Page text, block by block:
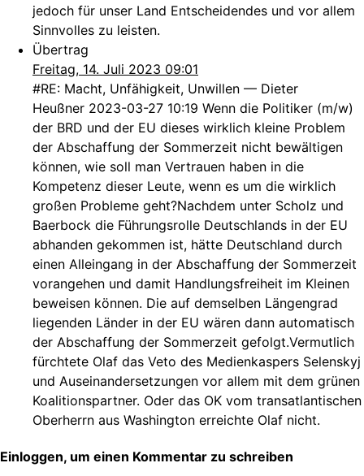
jedoch für unser Land Entscheidendes und vor allem
Sinnvolles zu leisten.
Übertrag
Freitag, 14. Juli 2023 09:01
#RE: Macht, Unfähigkeit, Unwillen — Dieter
Heußner 2023-03-27 10:19 Wenn die Politiker (m/w)
der BRD und der EU dieses wirklich kleine Problem
der Abschaffung der Sommerzeit nicht bewältigen
können, wie soll man Vertrauen haben in die
Kompetenz dieser Leute, wenn es um die wirklich
großen Probleme geht?Nachdem unter Scholz und
Baerbock die Führungsrolle Deutschlands in der EU
abhanden gekommen ist, hätte Deutschland durch
einen Alleingang in der Abschaffung der Sommerzeit
vorangehen und damit Handlungsfreiheit im Kleinen
beweisen können. Die auf demselben Längengrad
liegenden Länder in der EU wären dann automatisch
der Abschaffung der Sommerzeit gefolgt.Vermutlich
fürchtete Olaf das Veto des Medienkaspers Selenskyj
und Auseinandersetzungen vor allem mit dem grünen
Koalitionspartner. Oder das OK vom transatlantischen
Oberherrn aus Washington erreichte Olaf nicht.
Einloggen, um einen Kommentar zu schreiben